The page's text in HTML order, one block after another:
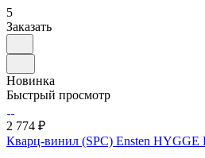
5
Заказать
Новинка
Быстрый просмотр
2 774 ₽
Кварц-винил (SPC) Ensten HYGGE